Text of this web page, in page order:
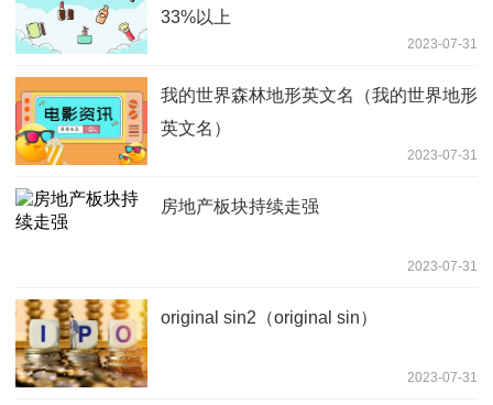
33%以上
2023-07-31
我的世界森林地形英文名（我的世界地形
英文名）
2023-07-31
房地产板块持续走强
2023-07-31
original sin2（original sin）
2023-07-31